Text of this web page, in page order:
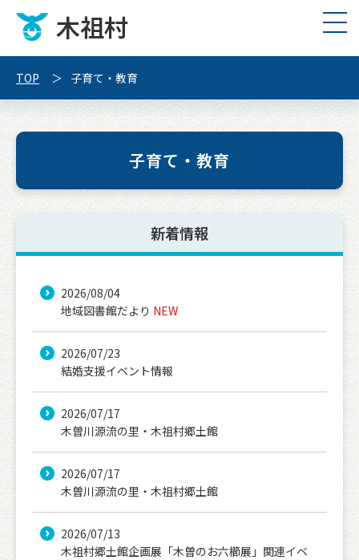
木祖村
TOP 子育て・教育
子育て・教育
新着情報
2026/08/04
地域図書館だより NEW
2026/07/23
結婚支援イベント情報
2026/07/17
木曽川源流の里・木祖村郷土館
2026/07/17
木曽川源流の里・木祖村郷土館
2026/07/13
木祖村郷土館企画展「木曽のお六櫛展」関連イベ